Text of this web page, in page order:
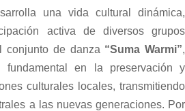
una vida cultural dinámica,
activa de diversos grupos
conjunto de danza “Suma Warmi”,
en la preservación y
culturales locales, transmitiendo
a las nuevas generaciones. Por